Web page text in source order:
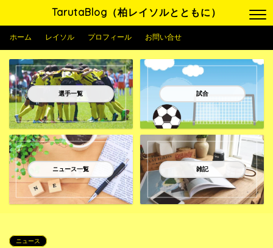
TarutaBlog（柏レイソルとともに）
ホーム レイソル プロフィール お問い合せ
選手一覧 試合
ニュース一覧 雑記
ニュース